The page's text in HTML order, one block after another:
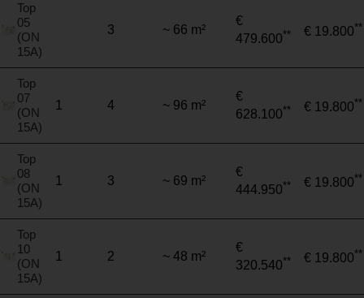
Top
05
(ON
15A)
3 ~ 66 m²
€
479.600** € 19.800**
Top
07
(ON
15A)
1 4 ~ 96 m²
€
628.100** € 19.800**
Top
08
(ON
15A)
1 3 ~ 69 m²
€
444.950** € 19.800**
Top
10
(ON
15A)
1 2 ~ 48 m²
€
320.540** € 19.800**